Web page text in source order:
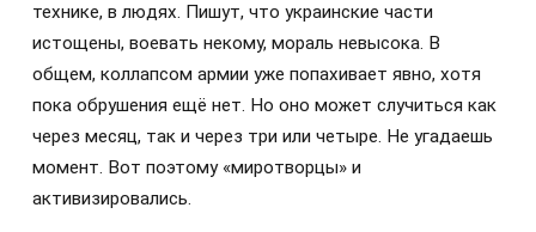
технике, в людях. Пишут, что украинские части
истощены, воевать некому, мораль невысока. В
общем, коллапсом армии уже попахивает явно, хотя
пока обрушения ещё нет. Но оно может случиться как
через месяц, так и через три или четыре. Не угадаешь
момент. Вот поэтому «миротворцы» и
активизировались.